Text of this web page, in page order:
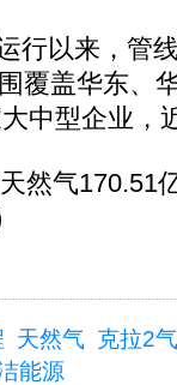
以来，管
覆盖华东、
中型企业，
气170.51
天然气 克拉2
能源